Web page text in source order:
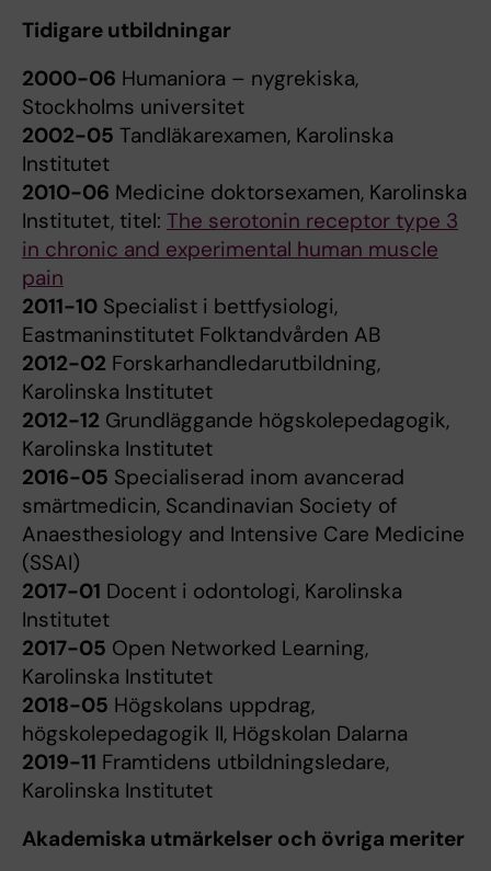
Tidigare utbildningar
2000-06 Humaniora – nygrekiska,
Stockholms universitet
2002-05 Tandläkarexamen, Karolinska
Institutet
2010-06 Medicine doktorsexamen, Karolinska
Institutet, titel: The serotonin receptor type 3
in chronic and experimental human muscle
pain
2011-10 Specialist i bettfysiologi,
Eastmaninstitutet Folktandvården AB
2012-02 Forskarhandledarutbildning,
Karolinska Institutet
2012-12 Grundläggande högskolepedagogik,
Karolinska Institutet
2016-05 Specialiserad inom avancerad
smärtmedicin, Scandinavian Society of
Anaesthesiology and Intensive Care Medicine
(SSAI)
2017-01 Docent i odontologi, Karolinska
Institutet
2017-05 Open Networked Learning,
Karolinska Institutet
2018-05 Högskolans uppdrag,
högskolepedagogik II, Högskolan Dalarna
2019-11 Framtidens utbildningsledare,
Karolinska Institutet
Akademiska utmärkelser och övriga meriter